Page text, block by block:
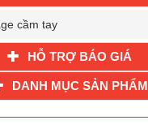
cầm tay
HỖ TRỢ BÁO GIÁ
DANH MỤC SẢN PHẨM